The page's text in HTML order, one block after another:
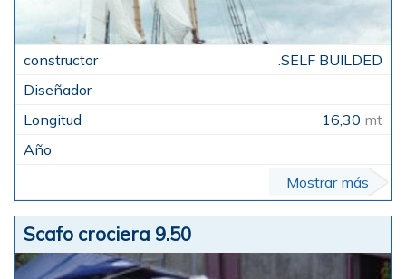
.SELF BUILDED
16,30 mt
Mostrar más
Scafo crociera 9.50